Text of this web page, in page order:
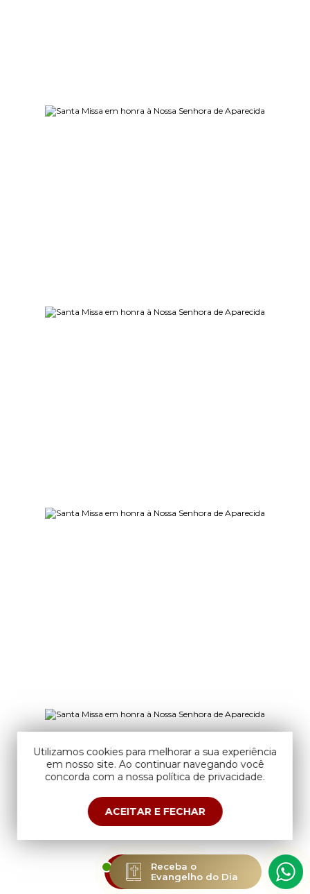
Utilizamos cookies para melhorar a sua experiência
em nosso site. Ao continuar navegando você
concorda com a nossa política de privacidade.
ACEITAR E FECHAR
ESTAMOS
AO VIVO
Receba o
Evangelho do Dia